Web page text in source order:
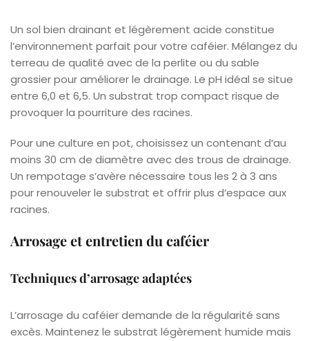
Un sol bien drainant et légèrement acide constitue
l’environnement parfait pour votre caféier. Mélangez du
terreau de qualité avec de la perlite ou du sable
grossier pour améliorer le drainage. Le pH idéal se situe
entre 6,0 et 6,5. Un substrat trop compact risque de
provoquer la pourriture des racines.
Pour une culture en pot, choisissez un contenant d’au
moins 30 cm de diamètre avec des trous de drainage.
Un rempotage s’avère nécessaire tous les 2 à 3 ans
pour renouveler le substrat et offrir plus d’espace aux
racines.
Arrosage et entretien du caféier
Techniques d’arrosage adaptées
L’arrosage du caféier demande de la régularité sans
excès. Maintenez le substrat légèrement humide mais